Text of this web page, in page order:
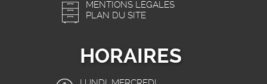
MENTIONS LÉGALES
PLAN DU SITE
HORAIRES